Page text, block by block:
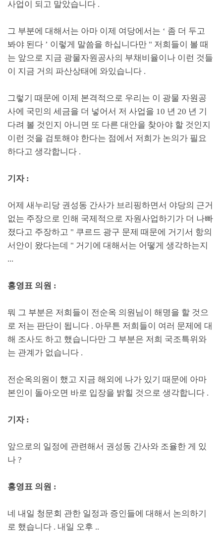
사업이 되고 말았습니다 .
그 부분에 대해서는 아마 이제 여당에서는 ‘ 좀 더 두고
봐야 된다 ’ 이렇게 말씀을 하십니다만 " 저희들이 볼 때
는 앞으로 지금 광물자원공사의 부채비율이나 이런 것들
이 지금 거의 파산상태에 와있습니다 .
그렇기 때문에 이제 본격적으로 우리는 이 광물 자원공
사에 국민의 세금을 더 넣어서 저 사업을 10 년 20 년 기
다려 볼 것인지 아니면 또 다른 대안을 찾아야 할 것인지
이런 것을 검토해야 한다는 점에서 저희가 논의가 필요
하다고 생각합니다 .
기자 :
어제 새누리당 권성동 간사가 브리핑하면서 야당의 근거
없는 주장으로 인해 국제적으로 자원사업하기가 더 나빠
졌다고 주장하고 " 쿠르드 광구 문제 때문에 거기서 항의
서안이 왔다는데 " 거기에 대해서는 어떻게 생각하는지
...
홍영표 의원 :
뭐 그 부분은 저희들이 전순옥 의원님이 해명을 할 것으
로 저는 판단이 됩니다 . 아무튼 저희들이 여러 문제에 대
해 조사도 하고 했습니다만 그 부분은 저희 국조특위와
는 관계가 없습니다 .
전순옥의원이 했고 지금 해외에 나가 있기 때문에 아마
본인이 돌아오면 바로 입장을 밝힐 것으로 생각합니다 .
기자 :
앞으로의 일정에 관련해서 권성동 간사와 조율한 게 있
나 ?
홍영표 의원 :
네 내일 청문회 관한 일정과 증인들에 대해서 논의하기
로 했습니다 . 내일 오후 ..